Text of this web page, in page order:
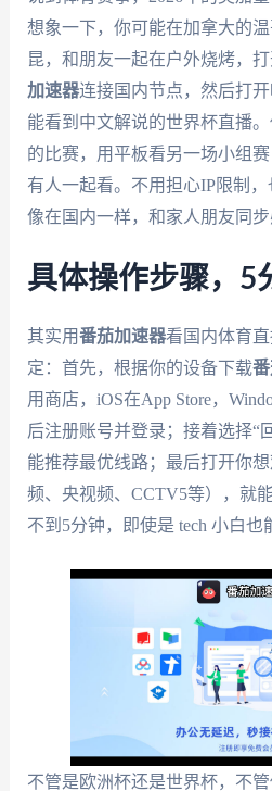
想象一下，你可能在加拿大的
昆，和朋友一起在户外烧烤，
加速器连接国内节点，然后打
能看到中文解说的世界杯直播
的比赛，用平板看另一场小组
有人一起看。不用担心IP限制
像在国内一样，和家人朋友同步
具体操作步骤，5
其实用番茄加速器看国内体育
定：首先，根据你的设备下载
用商店，iOS在App Store，
后注册账号并登录；接着选择“
能推荐最优线路；最后打开你
频、央视频、CCTV5等），就
不到5分钟，即使是 tech 小白也
不管是欧洲杯还是世界杯，不